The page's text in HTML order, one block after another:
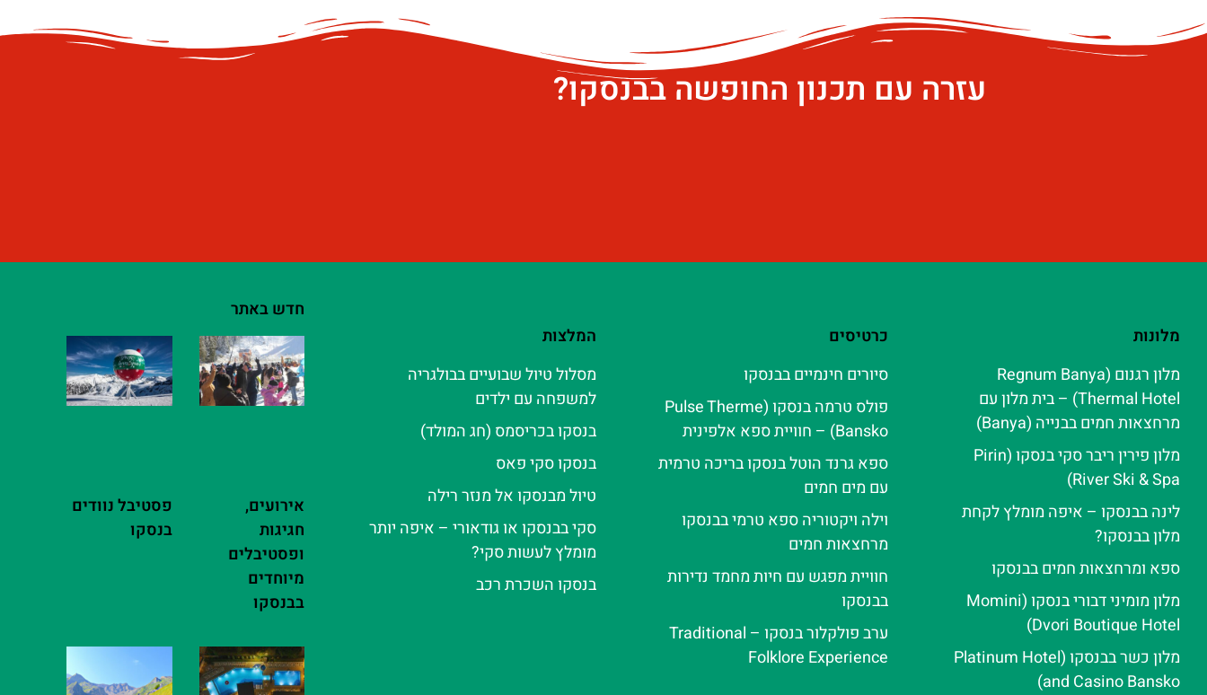
עזרה עם תכנון החופשה בבנסקו?
מלונות
מלון רגנום (Regnum Banya
Thermal Hotel) – בית מלון עם
מרחצאות חמים בבנייה (Banya)
מלון פירין ריבר סקי בנסקו (Pirin
River Ski & Spa‬)
לינה בבנסקו – איפה מומלץ לקחת
מלון בבנסקו?
ספא ומרחצאות חמים בבנסקו
מלון מומיני דבורי בנסקו (Momini
Dvori Boutique Hotel)
מלון כשר בבנסקו (Platinum Hotel
and Casino Bansko)
כרטיסים
סיורים חינמיים בבנסקו
פולס טרמה בנסקו (Pulse Therme
Bansko) – חוויית ספא אלפינית
ספא גרנד הוטל בנסקו בריכה טרמית
עם מים חמים
וילה ויקטוריה ספא טרמי בבנסקו
מרחצאות חמים
חוויית מפגש עם חיות מחמד נדירות
בבנסקו
ערב פולקלור בנסקו – Traditional
Folklore Experience
המלצות
מסלול טיול שבועיים בבולגריה
למשפחה עם ילדים
בנסקו בכריסמס (חג המולד)
בנסקו סקי פאס
טיול מבנסקו אל מנזר רילה
סקי בבנסקו או גודאורי – איפה יותר
מומלץ לעשות סקי?
בנסקו השכרת רכב
חדש באתר
אירועים,
חגיגות
ופסטיבלים
מיוחדים
בבנסקו
פסטיבל נוודים
בנסקו